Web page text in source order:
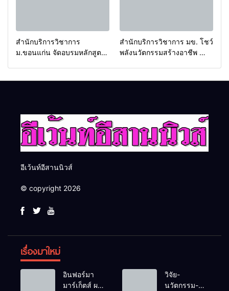
สำนักบริการวิชาการ
ม.ขอนแก่น จัดอบรมหลักสูตร
สำนักบริการวิชาการ มข. โชว์
พลังนวัตกรรมสร้างอาชีพ นำ
อีเว้นท์อีสานนิวส์
© copyright 2026
เรื่องมาใหม่
อินฟอร์มา
มาร์เก็ตส์ ผนึก
วิจัย-
นวัตกรรม-